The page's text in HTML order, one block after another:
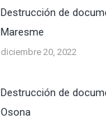
Destrucción de
Maresme
diciembre 20, 2022
Destrucción de
Osona